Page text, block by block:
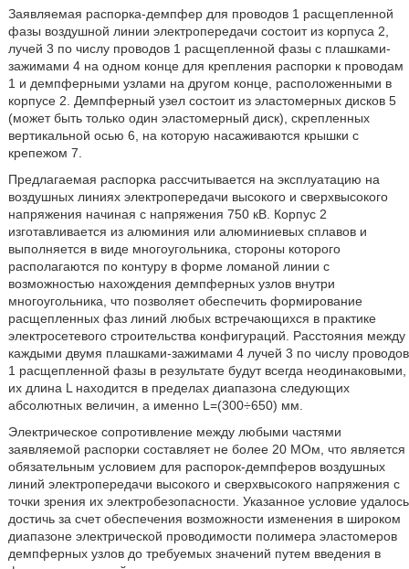
Заявляемая распорка-демпфер для проводов 1 расщепленной
фазы воздушной линии электропередачи состоит из корпуса 2,
лучей 3 по числу проводов 1 расщепленной фазы с плашками-
зажимами 4 на одном конце для крепления распорки к проводам
1 и демпферными узлами на другом конце, расположенными в
корпусе 2. Демпферный узел состоит из эластомерных дисков 5
(может быть только один эластомерный диск), скрепленных
вертикальной осью 6, на которую насаживаются крышки с
крепежом 7.
Предлагаемая распорка рассчитывается на эксплуатацию на
воздушных линиях электропередачи высокого и сверхвысокого
напряжения начиная с напряжения 750 кВ. Корпус 2
изготавливается из алюминия или алюминиевых сплавов и
выполняется в виде многоугольника, стороны которого
располагаются по контуру в форме ломаной линии с
возможностью нахождения демпферных узлов внутри
многоугольника, что позволяет обеспечить формирование
расщепленных фаз линий любых встречающихся в практике
электросетевого строительства конфигураций. Расстояния между
каждыми двумя плашками-зажимами 4 лучей 3 по числу проводов
1 расщепленной фазы в результате будут всегда неодинаковыми,
их длина L находится в пределах диапазона следующих
абсолютных величин, а именно L=(300÷650) мм.
Электрическое сопротивление между любыми частями
заявляемой распорки составляет не более 20 МОм, что является
обязательным условием для распорок-демпферов воздушных
линий электропередачи высокого и сверхвысокого напряжения с
точки зрения их электробезопасности. Указанное условие удалось
достичь за счет обеспечения возможности изменения в широком
диапазоне электрической проводимости полимера эластомеров
демпферных узлов до требуемых значений путем введения в